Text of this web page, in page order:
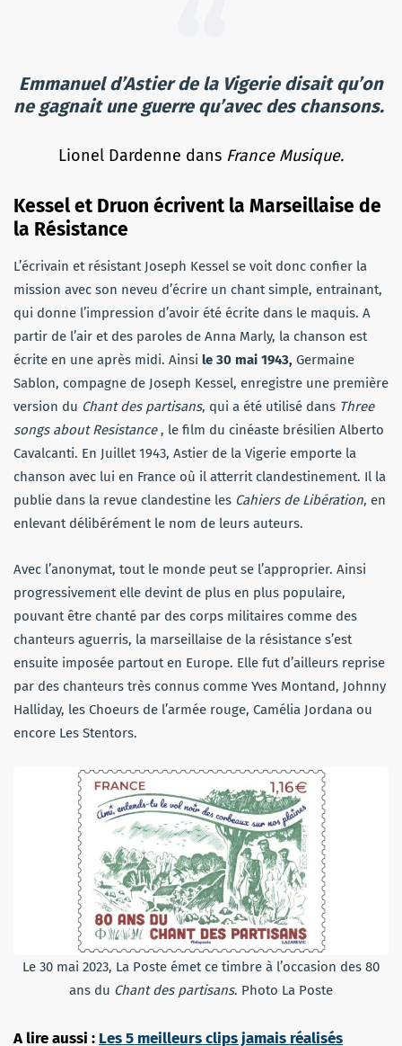
Emmanuel d’Astier de la Vigerie disait qu’on
ne gagnait une guerre qu’avec des chansons.
Lionel Dardenne dans France Musique.
Kessel et Druon écrivent la Marseillaise de
la Résistance
L’écrivain et résistant Joseph Kessel se voit donc confier la
mission avec son neveu d’écrire un chant simple, entrainant,
qui donne l’impression d’avoir été écrite dans le maquis. A
partir de l’air et des paroles de Anna Marly, la chanson est
écrite en une après midi. Ainsi le 30 mai 1943, Germaine
Sablon, compagne de Joseph Kessel, enregistre une première
version du Chant des partisans, qui a été utilisé dans Three
songs about Resistance , le film du cinéaste brésilien Alberto
Cavalcanti. En Juillet 1943, Astier de la Vigerie emporte la
chanson avec lui en France où il atterrit clandestinement. Il la
publie dans la revue clandestine les Cahiers de Libération, en
enlevant délibérément le nom de leurs auteurs.
Avec l’anonymat, tout le monde peut se l’approprier. Ainsi
progressivement elle devint de plus en plus populaire,
pouvant être chanté par des corps militaires comme des
chanteurs aguerris, la marseillaise de la résistance s’est
ensuite imposée partout en Europe. Elle fut d’ailleurs reprise
par des chanteurs très connus comme Yves Montand, Johnny
Halliday, les Choeurs de l’armée rouge, Camélia Jordana ou
encore Les Stentors.
Le 30 mai 2023, La Poste émet ce timbre à l’occasion des 80
ans du Chant des partisans. Photo La Poste
A lire aussi : Les 5 meilleurs clips jamais réalisés